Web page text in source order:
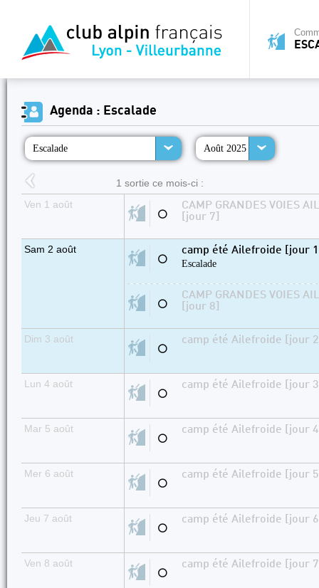
Agenda : Escalade
Escalade Août 2025
1 sortie ce mois-ci :
Ven 1 août
⚪
CAMP GRANDES VOIES
[jour 7]
Sam 2 août
⚪
camp été Ailefroide [jour
Escalade
⚪
CAMP GRANDES VOIES
[jour 8]
Dim 3 août
⚪
camp été Ailefroide [jour
Lun 4 août
⚪
camp été Ailefroide [jour
Mar 5 août
⚪
camp été Ailefroide [jour
Mer 6 août
⚪
camp été Ailefroide [jour
Jeu 7 août
⚪
camp été Ailefroide [jour
Ven 8 août
⚪
camp été Ailefroide [jour